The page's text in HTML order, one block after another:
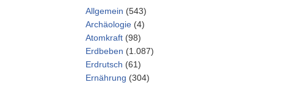
Allgemein (543)
Archäologie (4)
Atomkraft (98)
Erdbeben (1.087)
Erdrutsch (61)
Ernährung (304)